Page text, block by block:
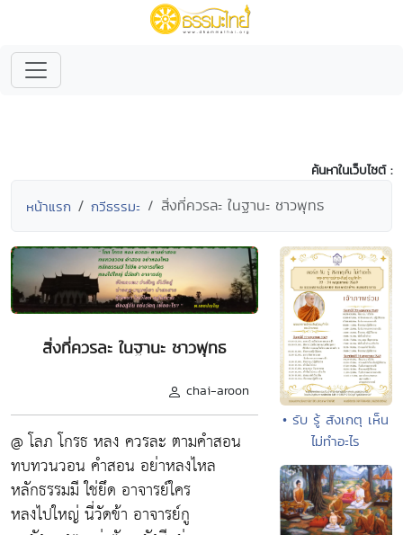
ค้นหาในเว็บไซต์ :
หน้าแรก กวีธรรมะ สิ่งที่ควรละ ในฐานะ ชาวพุทธ
สิ่งที่ควรละ ในฐานะ ชาวพุทธ
chai-aroon
@ โลภ โกรธ หลง ควรละ ตามคำสอน
ทบทวนวอน คำสอน อย่าหลงไหล
หลักธรรมมี ใช่ยึด อาจารย์ใคร
หลงไปใหญ่ นี่วัดข้า อาจารย์กู
• รับ รู้ สังเกตุ เห็น
ไม่ทำอะไร